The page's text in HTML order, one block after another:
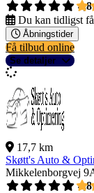
4,8
Du kan tidligst
Åbningstider
Få tilbud online
Se detaljer
17,7 km
Skøtt's Auto &
Mikkelenborgvej
4,8